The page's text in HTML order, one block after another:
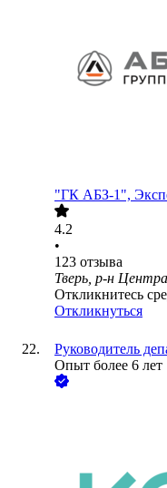
"ГК АБЗ-1",
4.2
•
123 отзыва
Тверь, р-н
Откликнитесь
Откликнуться
Руководитель
Опыт более 6 лет